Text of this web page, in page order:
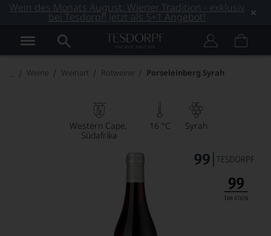
Wein des Monats August: Wiener Tradition - exklusiv
bei Tesdorpf! Jetzt als 5+1 Angebot!
Weine Weinart Rotweine Porseleinberg Syrah
Western Cape
Südafrika
16 °C Syrah